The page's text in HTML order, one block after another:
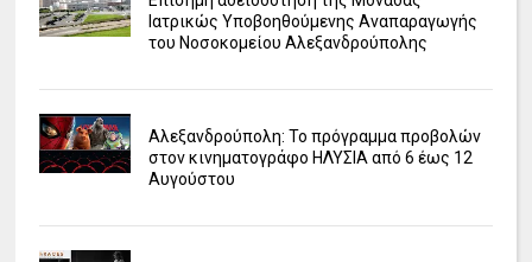
Ιατρικώς Υποβοηθούμενης Αναπαραγωγής
του Νοσοκομείου Αλεξανδρούπολης
Αλεξανδρούπολη: Το πρόγραμμα προβολών
στον κινηματογράφο ΗΛΥΣΙΑ από 6 έως 12
Αυγούστου